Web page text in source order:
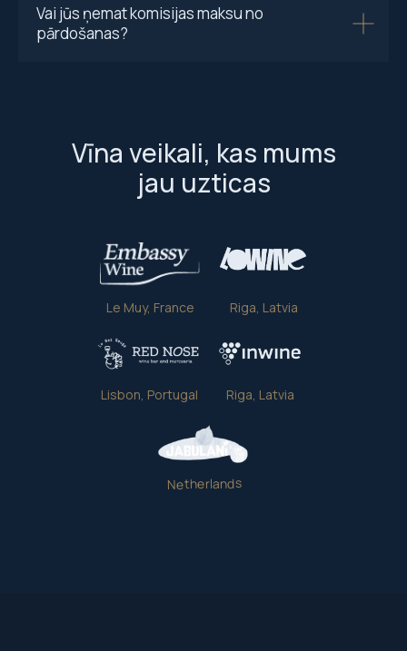
Vai jūs ņemat komisijas maksu no
pārdošanas?
Netherlands
Riga, Latvia
Riga, Latvia
Lisbon, Portugal
Le Muy, France
Vīna veikali, kas mums
jau uzticas